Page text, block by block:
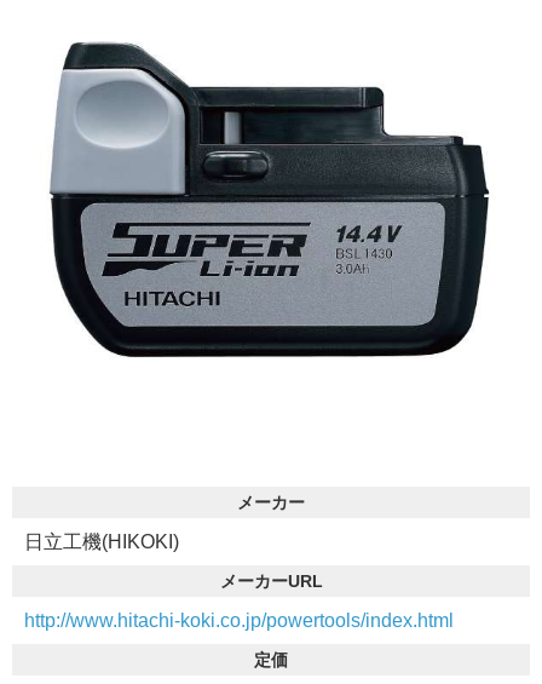
メーカー
日立工機(HIKOKI)
メーカーURL
http://www.hitachi-koki.co.jp/powertools/index.html
定価